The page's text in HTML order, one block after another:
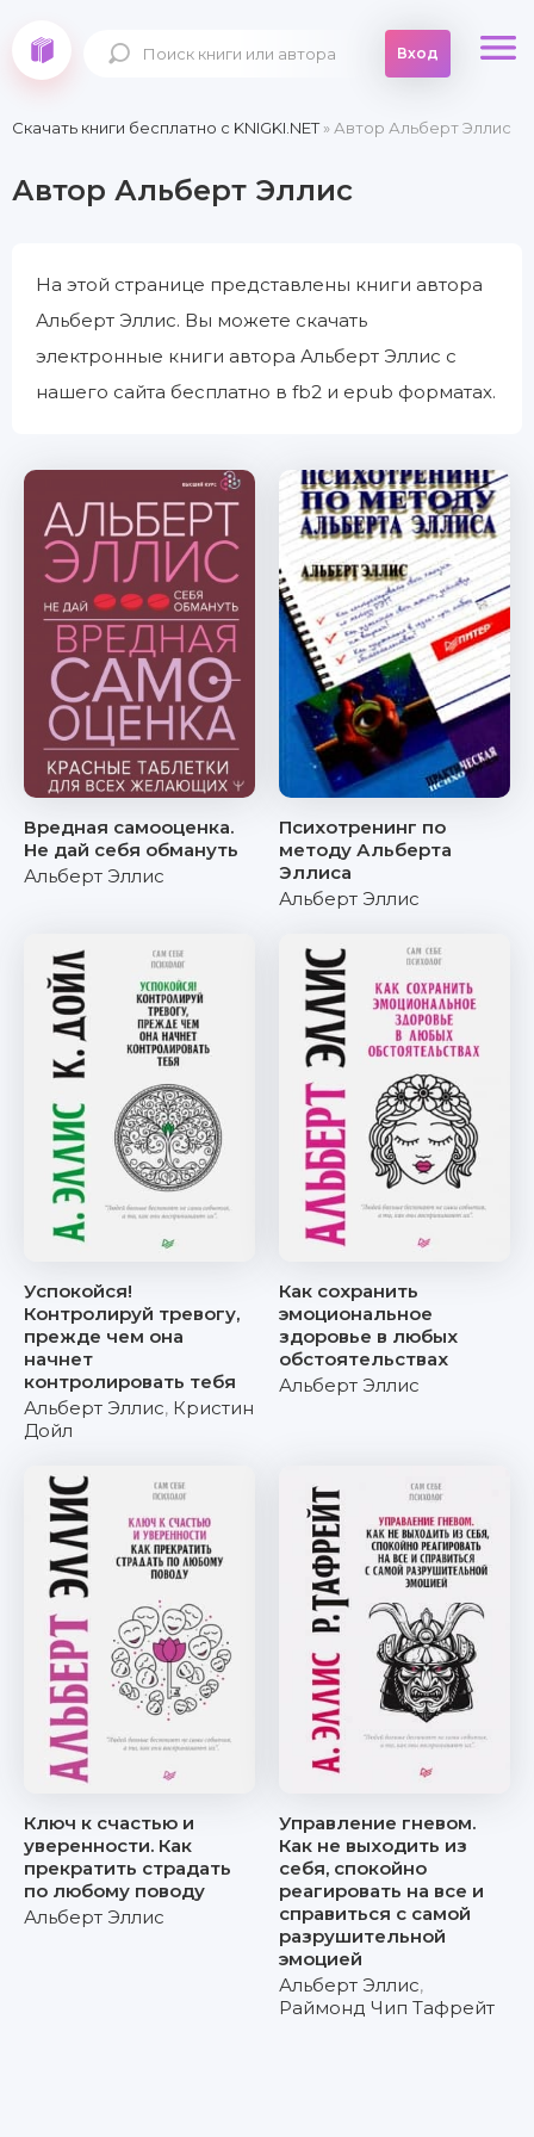
Вход
Скачать книги бесплатно c KNIGKI.NET» Автор Альберт Эллис
Автор Альберт Эллис
На этой странице представлены книги автора
Альберт Эллис. Вы можете скачать
электронные книги автора Альберт Эллис с
нашего сайта бесплатно в fb2 и epub форматах.
Вредная самооценка.
Не дай себя обмануть
Альберт Эллис
Психотренинг по
методу Альберта
Эллиса
Альберт Эллис
Успокойся!
Контролируй тревогу,
прежде чем она
начнет
контролировать тебя
Альберт Эллис, Кристин
Дойл
Как сохранить
эмоциональное
здоровье в любых
обстоятельствах
Альберт Эллис
Ключ к счастью и
уверенности. Как
прекратить страдать
по любому поводу
Альберт Эллис
Управление гневом.
Как не выходить из
себя, спокойно
реагировать на все и
справиться с самой
разрушительной
эмоцией
Альберт Эллис,
Раймонд Чип Тафрейт